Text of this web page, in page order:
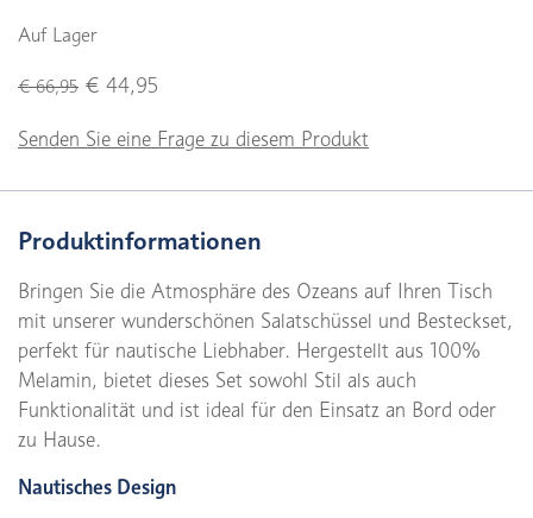
Auf Lager
€ 66,95 € 44,95
Senden Sie eine Frage zu diesem Produkt
Produktinformationen
Bringen Sie die Atmosphäre des Ozeans auf Ihren Tisch
mit unserer wunderschönen Salatschüssel und Besteckset,
perfekt für nautische Liebhaber. Hergestellt aus 100%
Melamin, bietet dieses Set sowohl Stil als auch
Funktionalität und ist ideal für den Einsatz an Bord oder
zu Hause.
Nautisches Design